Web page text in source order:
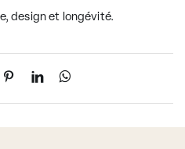
design et longévité.